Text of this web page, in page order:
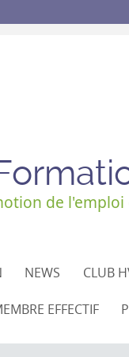
de
NEWS CLUB
EFFECTIF